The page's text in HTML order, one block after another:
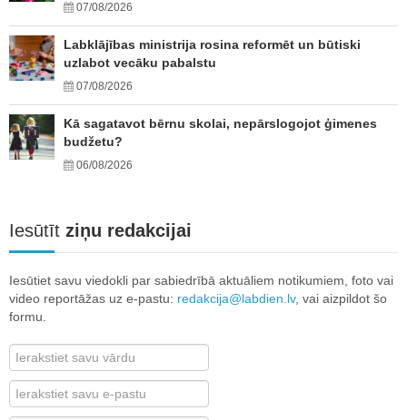
07/08/2026
Labklājības ministrija rosina reformēt un būtiski
uzlabot vecāku pabalstu
07/08/2026
Kā sagatavot bērnu skolai, nepārslogojot ģimenes
budžetu?
06/08/2026
Iesūtīt ziņu redakcijai
Iesūtiet savu viedokli par sabiedrībā aktuāliem notikumiem, foto vai
video reportāžas uz e-pastu: redakcija@labdien.lv, vai aizpildot šo
formu.